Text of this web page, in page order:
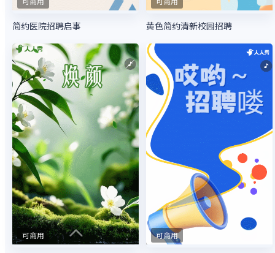
简约医院招聘启事 黄色简约清新校园招聘
可商用 可商用